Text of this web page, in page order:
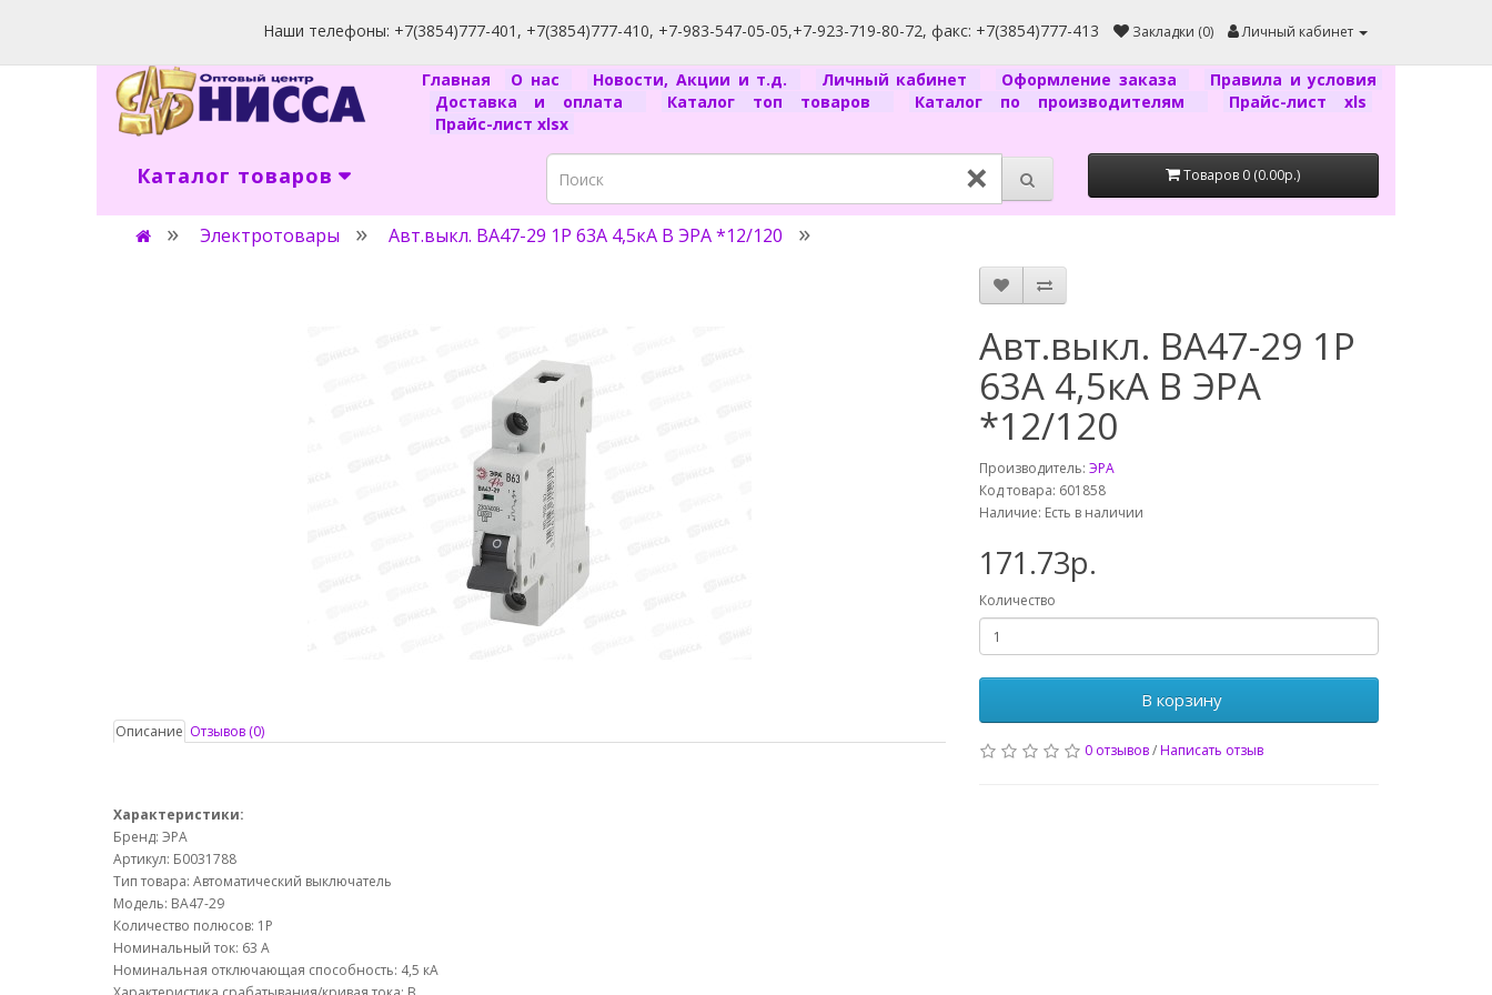
Наши телефоны: +7(3854)777-401, +7(3854)777-410, +7-983-547-05-05,+7-923-719-80-72, факс: +7(3854)777-413 Закладки (0) Личный кабинет
Главная О нас Новости, Акции и т.д. Личный кабинет Оформление заказа
Правила и условия
Доставка и оплата
Каталог топ товаров Каталог по производителям
Прайс-лист xls
Прайс-лист xlsx
Каталог товаров × Товаров 0 (0.00р.)
Электротовары Авт.выкл. ВА47-29 1P 63А 4,5кА B ЭРА *12/120
Описание Отзывов (0)
Характеристики:
Бренд: ЭРА
Артикул: Б0031788
Тип товара: Автоматический выключатель
Модель: ВА47-29
Количество полюсов: 1P
Номинальный ток: 63 А
Номинальная отключающая способность: 4,5 кА
Авт.выкл. ВА47-29 1P
63А 4,5кА B ЭРА
*12/120
Производитель: ЭРА
Код товара: 601858
Наличие: Есть в наличии
171.73р.
Количество
В корзину
0 отзывов/Написать отзыв